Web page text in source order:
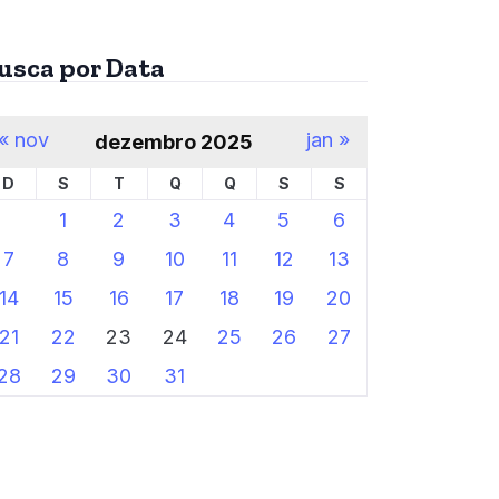
por Data
dezembro 2025
D S T Q Q S S
1 2 3 4 5
6
7
8 9 10 11 12
13
15 16 17 18 19
20
22 23 24 25 26
27
29 30 31
nov jan »